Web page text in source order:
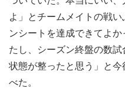
よ」とチームメイトの戦
ンシートを達成できてよ
たし、シーズン終盤の数
状態が整ったと思う」と
べた。